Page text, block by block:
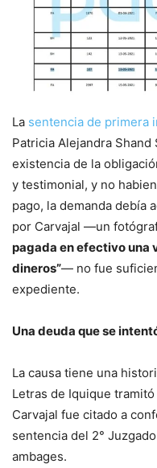
La sentencia de primera
Patricia Alejandra
existencia de la
y testimonial, y no
pago, la demanda debía
por Carvajal —un
pagada en efectivo una
dineros”— no fue
expediente.
Una deuda que se
La causa tiene una
Letras de Iquique
Carvajal fue citado a
sentencia del 2°
ambages.